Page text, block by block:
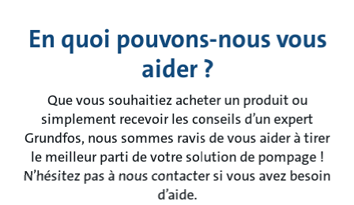
En quoi pouvons-nous vous
aider ?
Que vous souhaitiez acheter un produit ou
simplement recevoir les conseils d’un expert
Grundfos, nous sommes ravis de vous aider à tirer
le meilleur parti de votre solution de pompage !
N’hésitez pas à nous contacter si vous avez besoin
d’aide.